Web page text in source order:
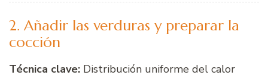
2. Añadir las verduras y preparar la
cocción
Técnica clave: Distribución uniforme del calor